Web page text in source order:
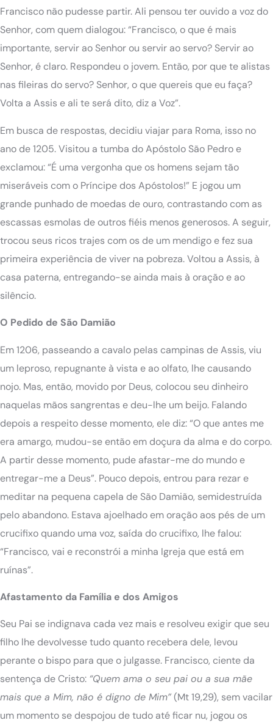
Francisco não pudesse partir. Ali pensou ter ouvido a voz do
Senhor, com quem dialogou: “Francisco, o que é mais
importante, servir ao Senhor ou servir ao servo? Servir ao
Senhor, é claro. Respondeu o jovem. Então, por que te alistas
nas fileiras do servo? Senhor, o que quereis que eu faça?
Volta a Assis e ali te será dito, diz a Voz”.
Em busca de respostas, decidiu viajar para Roma, isso no
ano de 1205. Visitou a tumba do Apóstolo São Pedro e
exclamou: “É uma vergonha que os homens sejam tão
miseráveis com o Príncipe dos Apóstolos!” E jogou um
grande punhado de moedas de ouro, contrastando com as
escassas esmolas de outros fiéis menos generosos. A seguir,
trocou seus ricos trajes com os de um mendigo e fez sua
primeira experiência de viver na pobreza. Voltou a Assis, à
casa paterna, entregando-se ainda mais à oração e ao
silêncio.
O Pedido de São Damião
Em 1206, passeando a cavalo pelas campinas de Assis, viu
um leproso, repugnante à vista e ao olfato, lhe causando
nojo. Mas, então, movido por Deus, colocou seu dinheiro
naquelas mãos sangrentas e deu-lhe um beijo. Falando
depois a respeito desse momento, ele diz: “O que antes me
era amargo, mudou-se então em doçura da alma e do corpo.
A partir desse momento, pude afastar-me do mundo e
entregar-me a Deus”. Pouco depois, entrou para rezar e
meditar na pequena capela de São Damião, semidestruída
pelo abandono. Estava ajoelhado em oração aos pés de um
crucifixo quando uma voz, saída do crucifixo, lhe falou:
“Francisco, vai e reconstrói a minha Igreja que está em
ruínas”.
Afastamento da Família e dos Amigos
Seu Pai se indignava cada vez mais e resolveu exigir que seu
filho lhe devolvesse tudo quanto recebera dele, levou
perante o bispo para que o julgasse. Francisco, ciente da
sentença de Cristo: “Quem ama o seu pai ou a sua mãe
mais que a Mim, não é digno de Mim”(Mt 19,29), sem vacilar
um momento se despojou de tudo até ficar nu, jogou os